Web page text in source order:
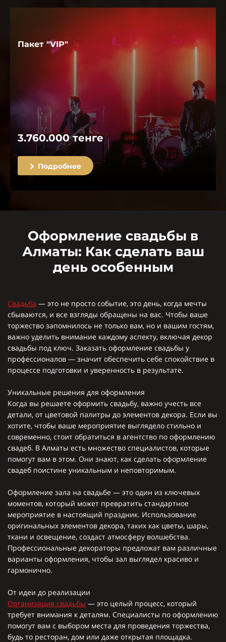
Пакет "VIP"
3.760.000 тенге
Подробнее
Оформление свадьбы в
Алматы: Как сделать ваш
день особенным
Свадьба — это не просто событие, это день, когда мечты
сбываются, и все взгляды обращены на вас. Чтобы ваше
торжество запомнилось не только вам, но и вашим гостям,
важно уделить внимание каждому аспекту, включая декор
свадьбы под ключ. Заказать оформление свадьбы у
профессионалов — значит обеспечить себе спокойствие в
процессе подготовки и уверенность в результате.
Уникальные решения для оформления
Когда вы решаете оформить свадьбу, важно учесть все
детали, от цветовой палитры до элементов декора. Если вы
хотите, чтобы ваше мероприятие выглядело стильно и
современно, стоит обратиться в агентство по оформлению
свадеб. В Алматы есть множество специалистов, которые
помогут вам в этом. Они знают, как сделать оформление
свадеб поистине уникальным и неповторимым.
Оформление зала на свадьбе — это один из ключевых
моментов, который может превратить стандартное
мероприятие в настоящий праздник. Использование
оригинальных элементов декора, таких как цветы, шары,
ткани и освещение, создаст атмосферу волшебства.
Профессиональные декораторы предложат вам различные
варианты оформления, чтобы зал выглядел красиво и
гармонично.
От идеи до реализации
Организация свадьбы — это целый процесс, который
требует внимания к деталям. Специалисты по оформлению
помогут вам с выбором места для проведения торжества,
будь то ресторан, дом или даже открытая площадка.